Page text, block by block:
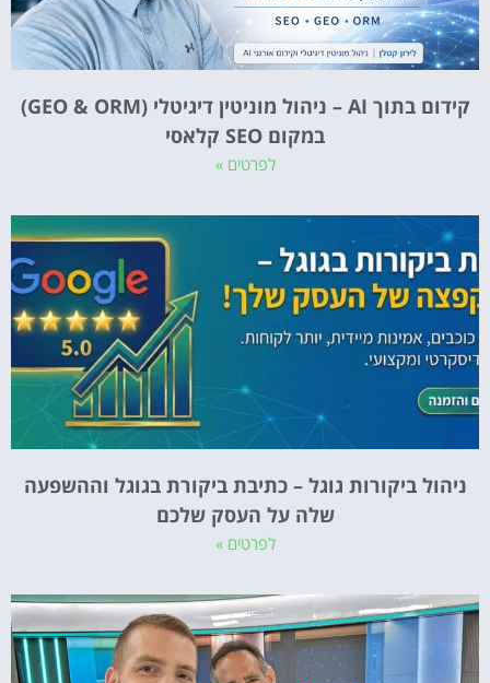
קידום בתוך AI – ניהול מוניטין דיגיטלי (GEO & ORM)
במקום SEO קלאסי
לפרטים »
ניהול ביקורות גוגל – כתיבת ביקורת בגוגל וההשפעה
שלה על העסק שלכם
לפרטים »